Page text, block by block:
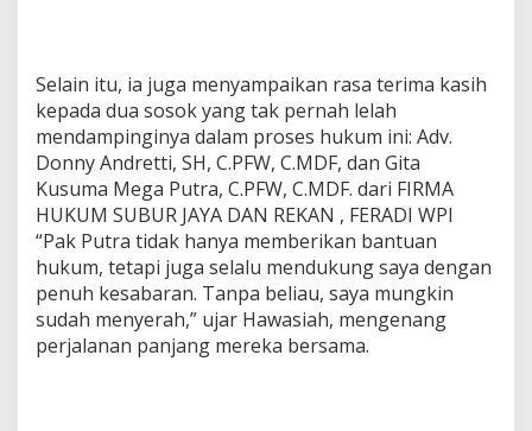
Selain itu, ia juga menyampaikan rasa terima kasih
kepada dua sosok yang tak pernah lelah
mendampinginya dalam proses hukum ini: Adv.
Donny Andretti, SH, C.PFW, C.MDF, dan Gita
Kusuma Mega Putra, C.PFW, C.MDF. dari FIRMA
HUKUM SUBUR JAYA DAN REKAN , FERADI WPI
“Pak Putra tidak hanya memberikan bantuan
hukum, tetapi juga selalu mendukung saya dengan
penuh kesabaran. Tanpa beliau, saya mungkin
sudah menyerah,” ujar Hawasiah, mengenang
perjalanan panjang mereka bersama.